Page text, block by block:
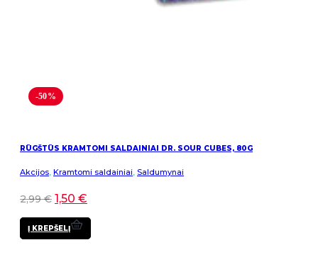
-50%
RŪGŠTŪS KRAMTOMI SALDAINIAI DR. SOUR CUBES, 80G
Akcijos, Kramtomi saldainiai, Saldumynai
2,99€ 1,50 €
Į KREPŠELĮ